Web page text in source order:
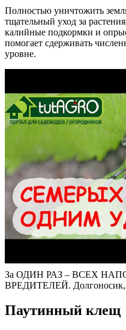
Полностью уничтожить
тщательный уход за
калийные подкормки и
помогает сдерживать
уровне.
За ОДИН РАЗ – ВСЕХ
ВРЕДИТЕЛЕЙ. Долгоносик,
Паутинный клещ